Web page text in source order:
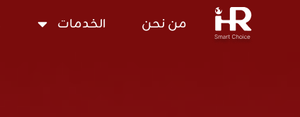
من نحن الخدمات